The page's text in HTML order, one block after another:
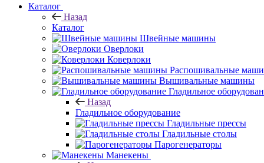
Каталог
Назад
Каталог
Швейные машины
Оверлоки
Коверлоки
Распошивальные
Вышивальные машины
Гладильное
Назад
Гладильное оборудование
Гладильные прессы
Гладильные столы
Парогенераторы
Манекены